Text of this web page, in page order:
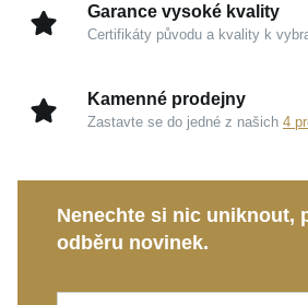
Ušlechtilé stříbro 925/1000:
garance ryzosti a kvality, která
Ochranná vrstva rhodia:
chrání povrch před vnějšími
plochými oky výborně sedí na
absolutní komfort pro
Garance vysoké kvality
Certifikáty původu a kvality k
Kamenné prodejny
Zastavte se do jedné z našich 4
Nenechte si nic uniknout,
odběru novinek.